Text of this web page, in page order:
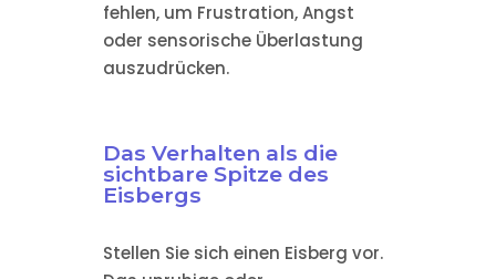
fehlen, um Frustration, Angst
oder sensorische Überlastung
auszudrücken.
Das Verhalten als die
sichtbare Spitze des
Eisbergs
Stellen Sie sich einen Eisberg vor.